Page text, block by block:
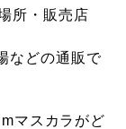
所・販売店
などの通販で
マスカラがど